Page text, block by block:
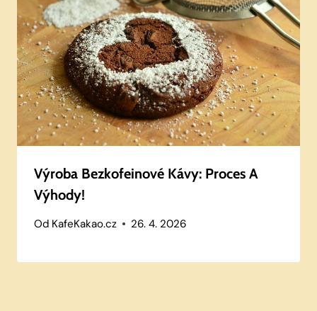
Výroba Bezkofeinové Kávy: Proces A
Výhody!
Od KafeKakao.cz 26. 4. 2026